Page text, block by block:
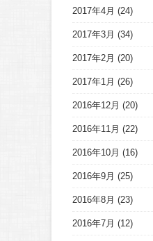
2017年4月 (24)
2017年3月 (34)
2017年2月 (20)
2017年1月 (26)
2016年12月 (20)
2016年11月 (22)
2016年10月 (16)
2016年9月 (25)
2016年8月 (23)
2016年7月 (12)